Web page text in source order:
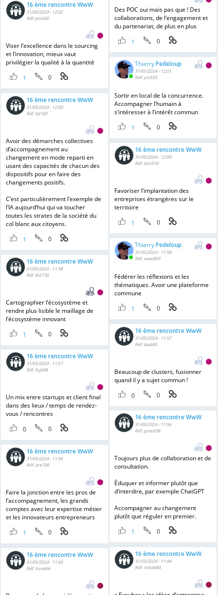
Des POC oui mais pas que ! Des
collaborations, de l’engagement et
du partenariat, de plus en plus
1
0
16 ème rencontre WwW
31/05/2024 - 12:02
Réf. jen630
Viser l’excellence dans le sourcing
et l’innovation, mieux vaut
privilégier la qualité à la quantité
1
0
ThierryPedeloup
31/05/2024 - 12:01
Réf. yvt555
Sortir en local de la concurrence.
Accompagner l’humain à
s’intéresser à l’intérêt commun
1
0
16 ème rencontre WwW
31/05/2024 - 12:00
Réf. ltd187
Avoir des démarches collectives
d’accompagnement au
changement en mode reparti en
usant des capacités de chacun des
dispositifs pour en faire des
changements positifs.
C’est particulièrement l’exemple de
l’IA aujourd’hui qui va toucher
toutes les strates de la société du
col blanc aux citoyens.
1
0
16 ème rencontre WwW
31/05/2024 - 12:00
Réf. kbz918
Favoriser l’implantation des
entreprises étrangères sur le
territoire
1
0
ThierryPedeloup
31/05/2024 - 11:58
Réf. xww809
Fédérer les réflexions et les
thématiques. Avoir une plateforme
commune
1
0
16 ème rencontre WwW
31/05/2024 - 11:58
Réf. lbk736
Cartographier l’écosystème et
rendre plus lisible le maillage de
l’écosystème innovant
1
0 16 ème rencontre WwW
31/05/2024 - 11:57
Réf. taa685
Beaucoup de clusters, fusionner
quand il y a sujet commun !
0
0
16 ème rencontre WwW
31/05/2024 - 11:57
Réf. fuj048
Un mix entre startups et client final
dans des lieux / temps de rendez-
vous / rencontres
0
0
16 ème rencontre WwW
31/05/2024 - 11:56
Réf. qmv038
Toujours plus de collaboration et de
consultation.
Éduquer et informer plutôt que
d’interdire, par exemple ChatGPT
Accompagner au changement
plutôt que réguler en premier.
1
0
16 ème rencontre WwW
31/05/2024 - 11:56
Réf. ore706
Faire la jonction entre les pros de
l’accompagnement, les grands
comptes avec leur expertise métier
et les innovateurs entrepreneurs
1
0
16 ème rencontre WwW
31/05/2024 - 11:44
Réf. mdd684
16 ème rencontre WwW
31/05/2024 - 11:43
Réf. hva466